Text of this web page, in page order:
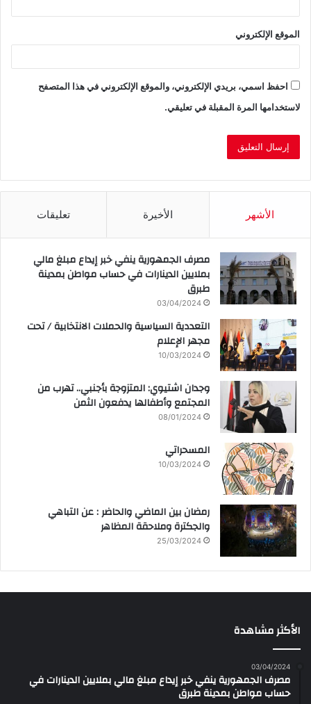
الموقع الإلكتروني
احفظ اسمي، بريدي الإلكتروني، والموقع الإلكتروني في هذا المتصفح
لاستخدامها المرة المقبلة في تعليقي.
الأشهر الأخيرة تعليقات
مصرف الجمهورية ينفي خبر إيداع مبلغ مالي
بملايين الدينارات في حساب مواطن بمدينة
طبرق
03/04/2024
التعددية السياسية والحملات الانتخابية / تحت
مجهر الإعلام
10/03/2024
وجدان اشتيوي: المتزوجة بأجنبي.. تهرب من
المجتمع وأطفالها يدفعون الثمن
08/01/2024
المسحراتي
10/03/2024
رمضان بين الماضي والحاضر : عن التباهي
والجكترة وملاحقة المظاهر
25/03/2024
الأكثر مشاهدة
03/04/2024
مصرف الجمهورية ينفي خبر إيداع مبلغ مالي بملايين الدينارات في
حساب مواطن بمدينة طبرق